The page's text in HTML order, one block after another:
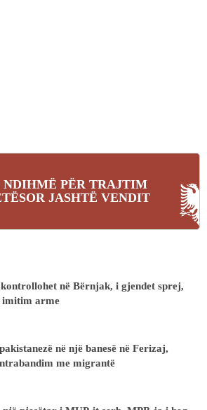
PËR TRAJTIM
JASHTË VENDIT
kontrollohet në Bërnjak, i gjendet sprej,
imitim arme
në një banesë në Ferizaj,
me migrantë